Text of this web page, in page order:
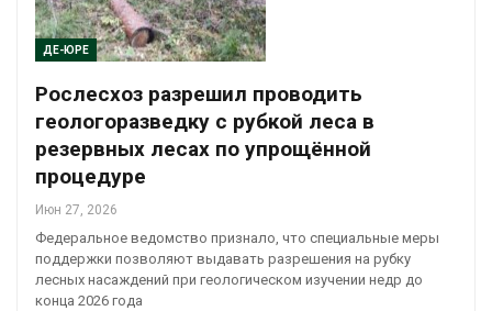
ДЕ-ЮРЕ
Рослесхоз разрешил проводить
геологоразведку с рубкой леса в
резервных лесах по упрощённой
процедуре
Июн 27, 2026
Федеральное ведомство признало, что специальные меры
поддержки позволяют выдавать разрешения на рубку
лесных насаждений при геологическом изучении недр до
конца 2026 года